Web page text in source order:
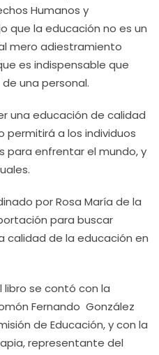
Humanos y
que la educación no es un
mero adiestramiento
es indispensable que
una personal.
una educación de calidad
permitirá a los individuos
para enfrentar el mundo, y
por Rosa María de la
para buscar
calidad de la educación en
se contó con la
Fernando González
de Educación, y con la
representante del